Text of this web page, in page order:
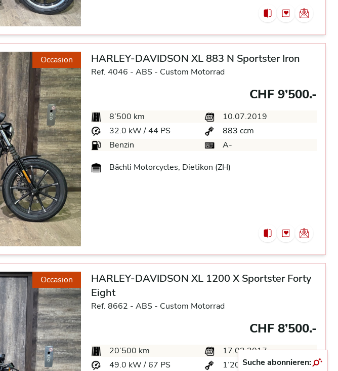
Occasion HARLEY-DAVIDSON XL 883 N Sportster Iron
Ref. 4046 - ABS - Custom Motorrad
CHF 9’500.-
8’500 km
10.07.2019
32.0 kW / 44 PS
883 ccm
Benzin
A-
Bächli Motorcycles, Dietikon (ZH)
Occasion
HARLEY-DAVIDSON XL 1200 X Sportster Forty
Eight
Ref. 8662 - ABS - Custom Motorrad
CHF 8’500.-
20’500 km
17.03.2017
49.0 kW / 67 PS
1’202 ccmSuche abonnieren: